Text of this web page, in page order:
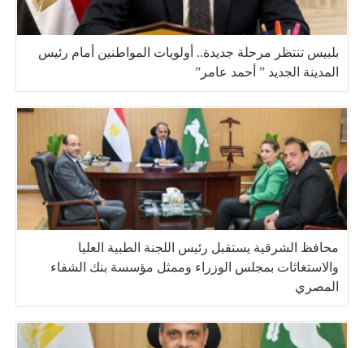
بلبيس تنتظر مرحلة جديدة.. أولويات المواطنين أمام رئيس
المدينة الجديد ” أحمد عامر”
محافظ الشرقية يستقبل رئيس اللجنة الطبية العليا
والاستغاثات بمجلس الوزراء وممثل مؤسسة بنك الشفاء
المصري